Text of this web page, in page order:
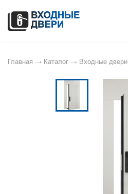
Главная → Каталог → Входные двери